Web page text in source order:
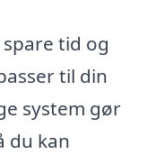
tid og
til din
system gør
du kan